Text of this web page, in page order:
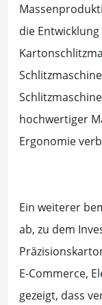
die
hochwertiger
Ergonomie
Ein weiterer
ab, zu dem
E-Commerce,
gezeigt, dass